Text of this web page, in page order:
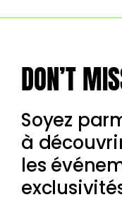
DON’T
Soyez
à
les